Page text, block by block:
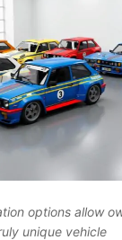
options allow
unique vehicle